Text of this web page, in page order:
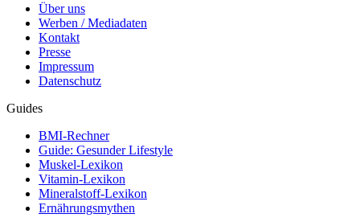
Über uns
Werben / Mediadaten
Kontakt
Presse
Impressum
Datenschutz
Guides
BMI-Rechner
Guide: Gesunder Lifestyle
Muskel-Lexikon
Vitamin-Lexikon
Mineralstoff-Lexikon
Ernährungsmythen